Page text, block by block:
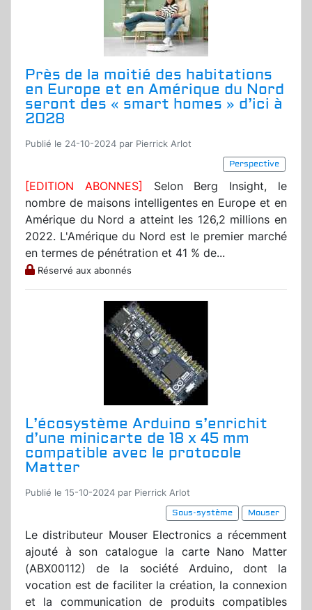
Près de la moitié des habitations
en Europe et en Amérique du Nord
seront des « smart homes » d’ici à
2028
Publié le 24-10-2024 par Pierrick Arlot
Perspective
[EDITION ABONNES] Selon Berg Insight, le
nombre de maisons intelligentes en Europe et en
Amérique du Nord a atteint les 126,2 millions en
2022. L'Amérique du Nord est le premier marché
en termes de pénétration et 41 % de...
Réservé aux abonnés
L’écosystème Arduino s’enrichit
d’une minicarte de 18 x 45 mm
compatible avec le protocole
Matter
Publié le 15-10-2024 par Pierrick Arlot
Sous-système
Mouser
Le distributeur Mouser Electronics a récemment
ajouté à son catalogue la carte Nano Matter
(ABX00112) de la société Arduino, dont la
vocation est de faciliter la création, la connexion
et la communication de produits compatibles